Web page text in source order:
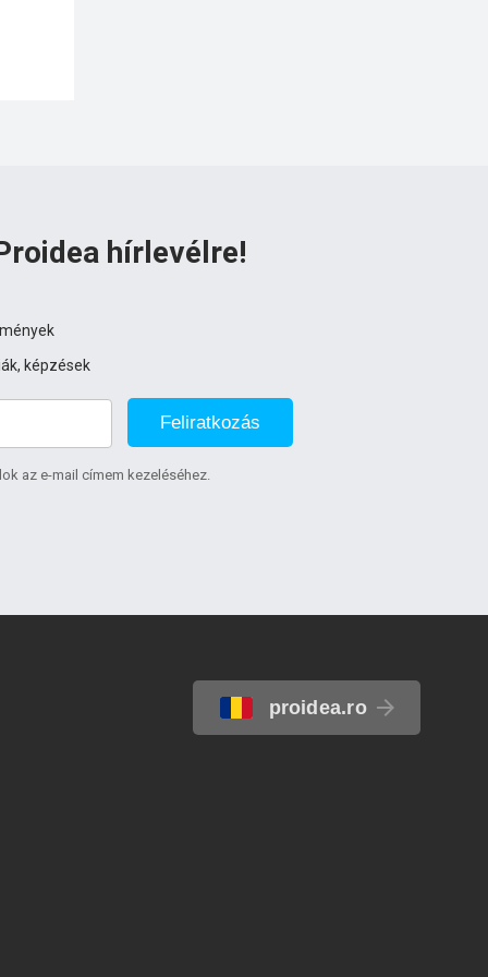
hírlevélre!
képzések
Feliratkozás
az e-mail címem kezeléséhez.
proidea.ro